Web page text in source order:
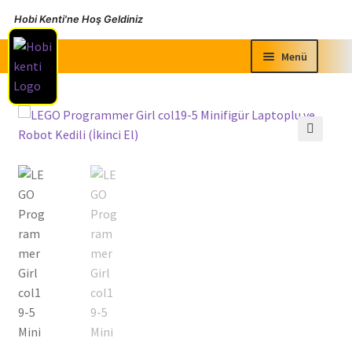
Hobi Kenti'ne Hoş Geldiniz
Dolaşıma
geç
İçeriğe
geç
Menü
İkinci El Ürünler
Faydalı Bilgiler